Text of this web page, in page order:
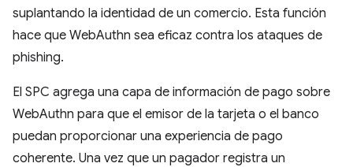
suplantando la identidad de un comercio. Esta función
hace que WebAuthn sea eficaz contra los ataques de
phishing.
El SPC agrega una capa de información de pago sobre
WebAuthn para que el emisor de la tarjeta o el banco
puedan proporcionar una experiencia de pago
coherente. Una vez que un pagador registra un